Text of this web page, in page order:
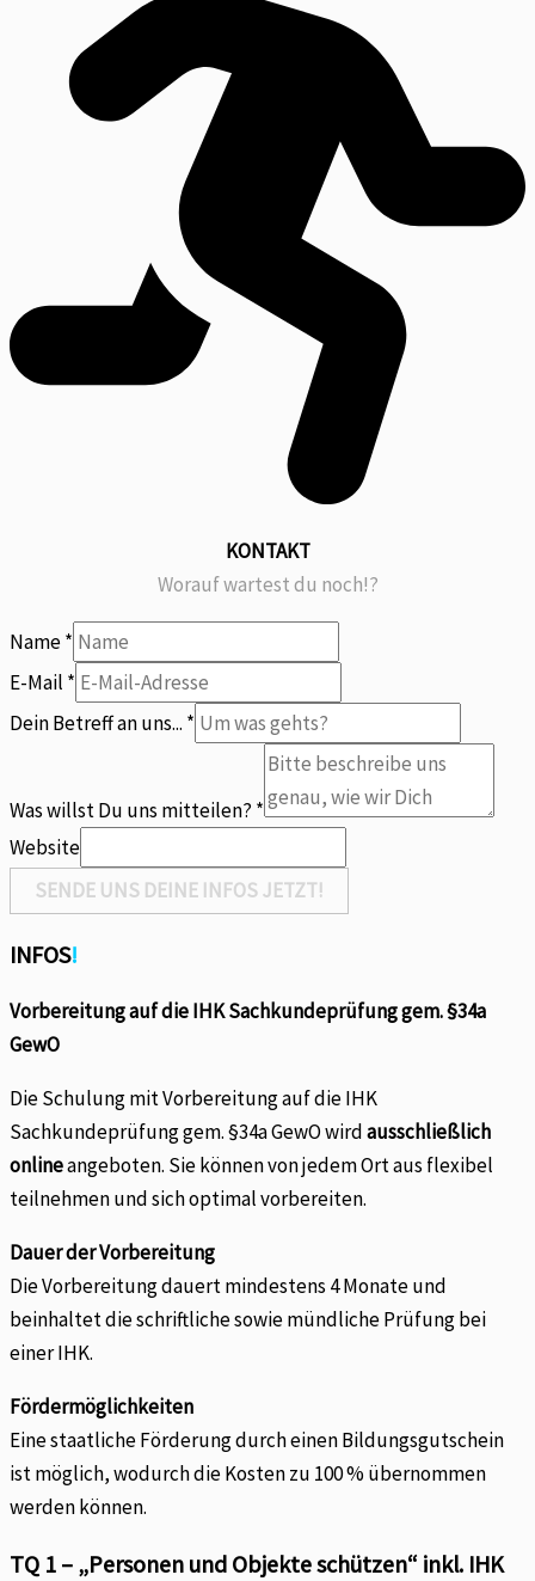
KONTAKT
Worauf wartest du noch!?
Name*
E-Mail *
Betreff
Dein Betreff an uns... *
Was willst Du uns mitteilen? *
Website
SENDE UNS DEINE INFOS JETZT!
INFOS!
Vorbereitung auf die IHK Sachkundeprüfung gem. §34a
GewO
Die Schulung mit Vorbereitung auf die IHK
Sachkundeprüfung gem. §34a GewO wirdausschließlich
onlineangeboten. Sie können von jedem Ort aus flexibel
teilnehmen und sich optimal vorbereiten.
Dauer der Vorbereitung
Die Vorbereitung dauert mindestens 4 Monate und
beinhaltet die schriftliche sowie mündliche Prüfung bei
einer IHK.
Fördermöglichkeiten
Eine staatliche Förderung durch einen Bildungsgutschein
ist möglich, wodurch die Kosten zu 100 % übernommen
werden können.
TQ 1 – „Personen und Objekte schützen“ inkl. IHK